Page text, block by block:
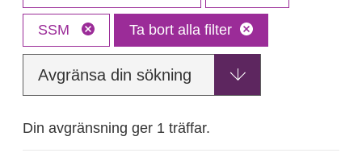
SSM Ta bort alla filter
Avgränsa din sökning
Din avgränsning ger 1 träffar.